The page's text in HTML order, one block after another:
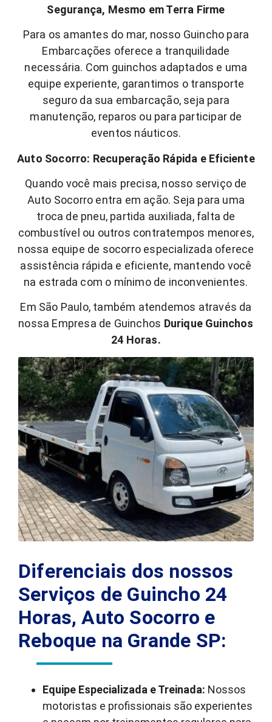
Segurança, Mesmo em Terra Firme
Para os amantes do mar, nosso Guincho para
Embarcações oferece a tranquilidade
necessária. Com guinchos adaptados e uma
equipe experiente, garantimos o transporte
seguro da sua embarcação, seja para
manutenção, reparos ou para participar de
eventos náuticos.
Auto Socorro: Recuperação Rápida e Eficiente
Quando você mais precisa, nosso serviço de
Auto Socorro entra em ação. Seja para uma
troca de pneu, partida auxiliada, falta de
combustível ou outros contratempos menores,
nossa equipe de socorro especializada oferece
assistência rápida e eficiente, mantendo você
na estrada com o mínimo de inconvenientes.
Em São Paulo, também atendemos através da
nossa Empresa de Guinchos Durique Guinchos
24 Horas.
Diferenciais dos nossos
Serviços de Guincho 24
Horas, Auto Socorro e
Reboque na Grande SP:
Equipe Especializada e Treinada: Nossos
motoristas e profissionais são experientes